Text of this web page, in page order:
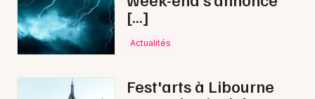
Mon email
Je m'abonne
Billetterie Bag'Show –
Paris Drums Show
édition XXL
[…]
Actualités
Fest'arts à Libourne